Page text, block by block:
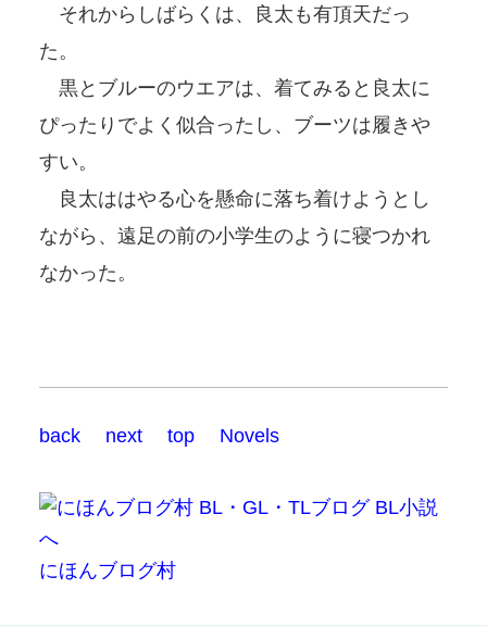
それからしばらくは、良太も有頂天だっ
た。
黒とブルーのウエアは、着てみると良太に
ぴったりでよく似合ったし、ブーツは履きや
すい。
良太ははやる心を懸命に落ち着けようとし
ながら、遠足の前の小学生のように寝つかれ
なかった。
back next top Novels
にほんブログ村